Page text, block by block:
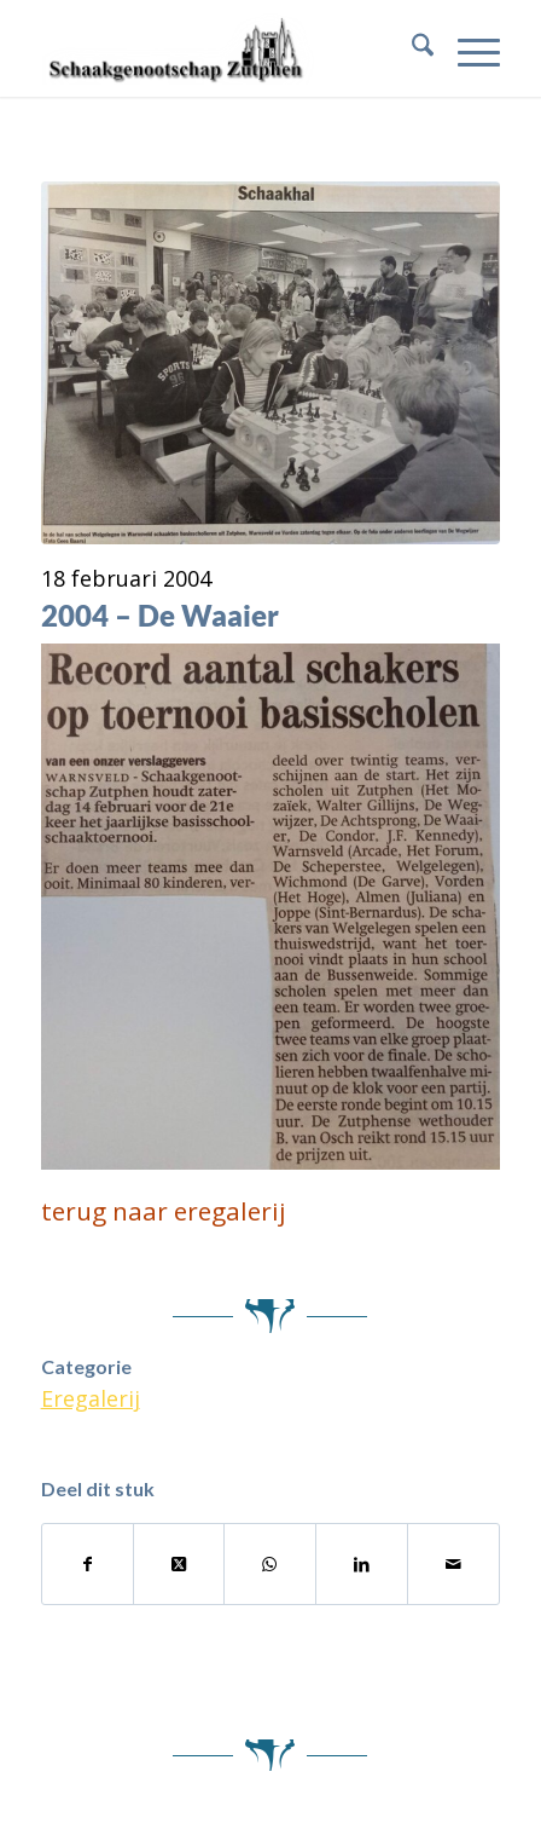
18 februari 2004
2004 – De Waaier
terug naar eregalerij
Categorie
Eregalerij
Deel dit stuk